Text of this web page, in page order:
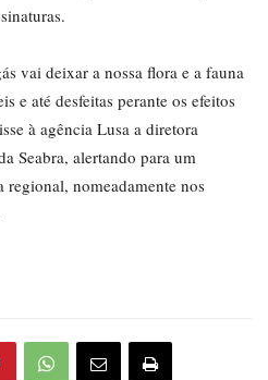
vai deixar a nossa flora e a fauna
e até desfeitas perante os efeitos
à agência Lusa a diretora
Seabra, alertando para um
nomeadamente nos